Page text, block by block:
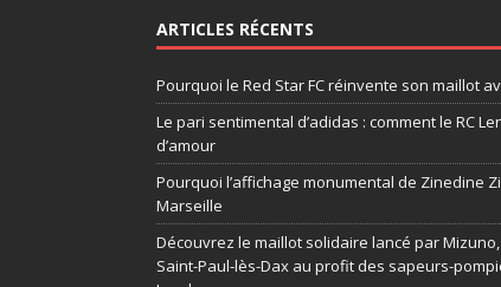
ARTICLES RÉCENTS
Pourquoi le Red Star FC réinvente son maillot
Le pari sentimental d’adidas : comment le RC
d’amour
Pourquoi l’affichage monumental de Zinedine
Marseille
Découvrez le maillot solidaire lancé par
Saint-Paul-lès-Dax au profit des sapeurs-